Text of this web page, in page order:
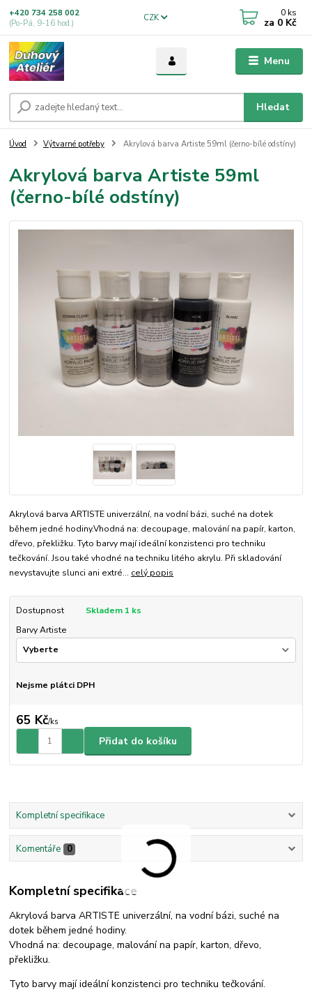
Menu
CZK
Hledat
+420 734 258 002
(Po-Pá, 9-16 hod.)
0 ks
za 0 Kč
Úvod Výtvarné potřeby Akrylová barva Artiste 59ml (černo-bílé odstíny)
Akrylová barva Artiste 59ml
(černo-bílé odstíny)
Akrylová barva ARTISTE univerzální, na vodní bázi, suché na dotek
během jedné hodiny.Vhodná na: decoupage, malování na papír, karton,
dřevo, překližku. Tyto barvy mají ideální konzistenci pro techniku
tečkování. Jsou také vhodné na techniku litého akrylu. Při skladování
nevystavujte slunci ani extré... celý popis
Dostupnost
Skladem 1 ks
Barvy Artiste
Nejsme plátci DPH
65 Kč/ks
Přidat do košíku
Kompletní specifikace
Komentáře 0
Kompletní specifikace
Akrylová barva ARTISTE univerzální, na vodní bázi, suché na
dotek během jedné hodiny.
Vhodná na: decoupage, malování na papír, karton, dřevo,
překližku.
Tyto barvy mají ideální konzistenci pro techniku tečkování.